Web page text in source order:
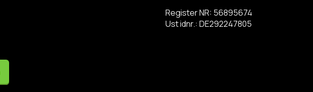
Register NR: 56895674
Ust idnr.: DE292247805